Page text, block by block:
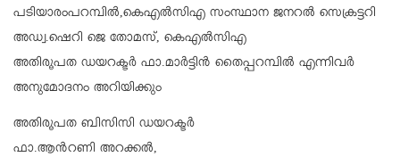
പടിയാരംപറമ്പിൽ,കെഎൽസിഎ സംസ്ഥാന ജനറൽ സെക്രട്ടറി
അഡ്വ.ഷെറി ജെ തോമസ്, കെഎൽസിഎ
അതിരൂപത ഡയറക്ടർ ഫാ.മാർട്ടിൻ തൈപ്പറമ്പിൽ എന്നിവർ
അനുമോദനം അറിയിക്കും
അതിരൂപത ബിസിസി ഡയറക്ടർ
ഫാ.ആൻറണി അറക്കൽ,